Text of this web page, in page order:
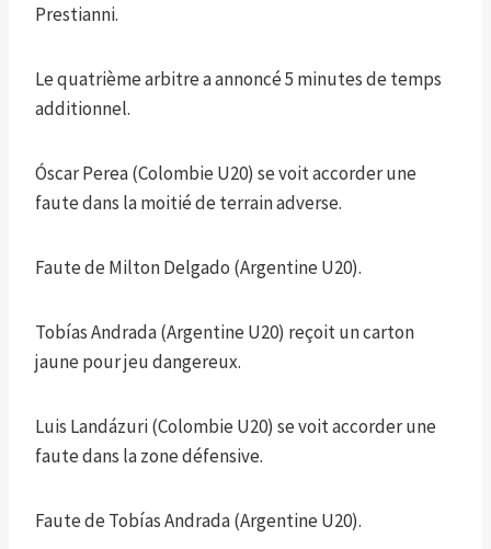
Prestianni.
Le quatrième arbitre a annoncé 5 minutes de temps
additionnel.
Óscar Perea (Colombie U20) se voit accorder une
faute dans la moitié de terrain adverse.
Faute de Milton Delgado (Argentine U20).
Tobías Andrada (Argentine U20) reçoit un carton
jaune pour jeu dangereux.
Luis Landázuri (Colombie U20) se voit accorder une
faute dans la zone défensive.
Faute de Tobías Andrada (Argentine U20).